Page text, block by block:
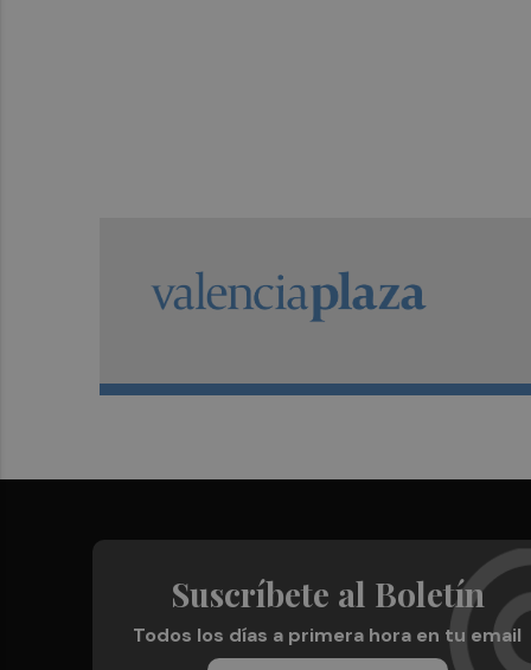
Suscríbete al Boletín
Todos los días a primera hora en tu email